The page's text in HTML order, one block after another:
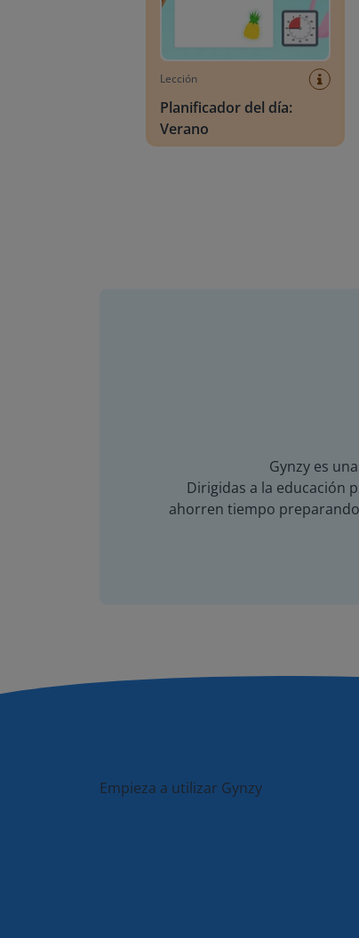
Lección
Planificador del día:
Verano
Gynzy es
Dirigidas a la educación
ahorren tiempo
Empieza a utilizar Gynzy